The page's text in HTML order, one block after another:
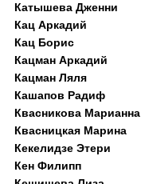
Катышева Дженни
Кац Аркадий
Кац Борис
Кацман Аркадий
Кацман Ляля
Кашапов Радиф
Квасникова Марианна
Квасницкая Марина
Кекелидзе Этери
Кен Филипп